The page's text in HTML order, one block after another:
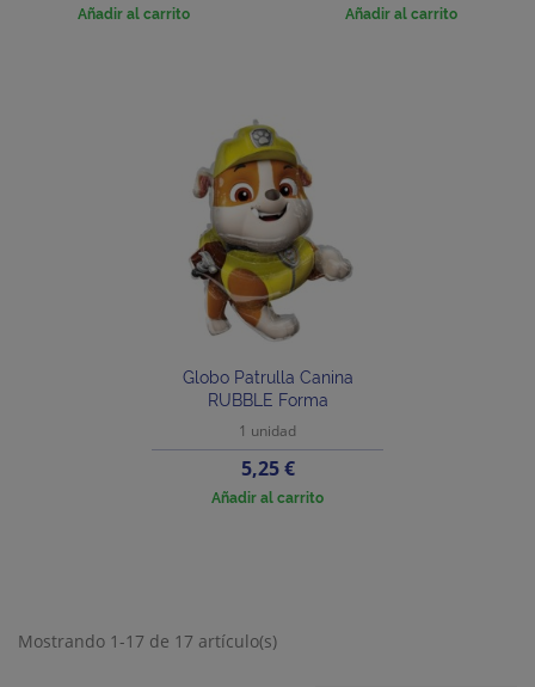
Añadir al carrito Añadir al carrito
Globo Patrulla Canina
RUBBLE Forma
1 unidad
Precio
5,25 €
Añadir al carrito
Mostrando 1-17 de 17 artículo(s)